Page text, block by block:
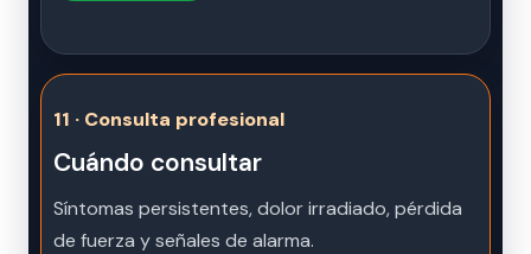
11 · Consulta profesional
Cuándo consultar
Síntomas persistentes, dolor irradiado, pérdida
de fuerza y señales de alarma.